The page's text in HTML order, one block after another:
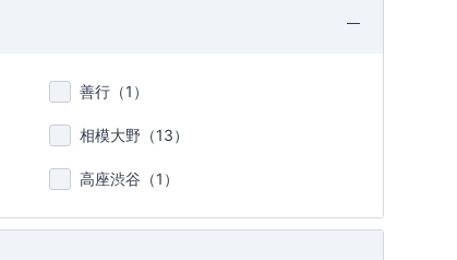
善行（1 ）
相模大野（13）
高座渋谷（1 ）